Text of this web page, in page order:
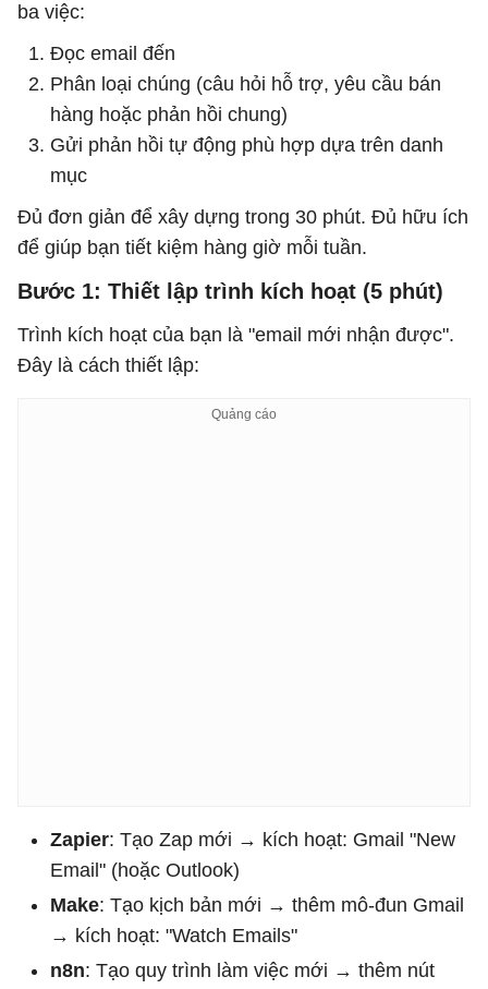
ba việc:
Đọc email đến
Phân loại chúng (câu hỏi hỗ trợ, yêu cầu bán
hàng hoặc phản hồi chung)
Gửi phản hồi tự động phù hợp dựa trên danh
mục
Đủ đơn giản để xây dựng trong 30 phút. Đủ hữu ích
để giúp bạn tiết kiệm hàng giờ mỗi tuần.
Bước 1: Thiết lập trình kích hoạt (5 phút)
Trình kích hoạt của bạn là "email mới nhận được".
Đây là cách thiết lập:
Zapier: Tạo Zap mới → kích hoạt: Gmail "New
Email" (hoặc Outlook)
Make: Tạo kịch bản mới → thêm mô-đun Gmail
→ kích hoạt: "Watch Emails"
n8n: Tạo quy trình làm việc mới → thêm nút